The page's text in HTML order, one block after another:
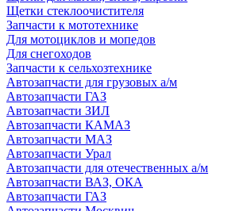
Щетки стеклоочистителя
Запчасти к мототехнике
Для мотоциклов и мопедов
Для снегоходов
Запчасти к сельхозтехнике
Автозапчасти для грузовых а/м
Автозапчасти ГАЗ
Автозапчасти ЗИЛ
Автозапчасти КАМАЗ
Автозапчасти МАЗ
Автозапчасти Урал
Автозапчасти для отечественных а/м
Автозапчасти ВАЗ, ОКА
Автозапчасти ГАЗ